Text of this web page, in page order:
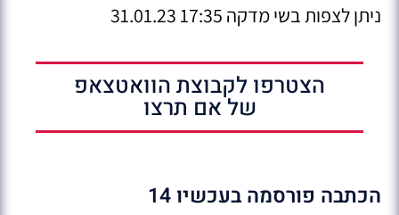
ניתן לצפות בשי מדקה 17:35 31.01.23
הצטרפו לקבוצת הוואטצאפ
של אם תרצו
הכתבה פורסמה בעכשיו 14